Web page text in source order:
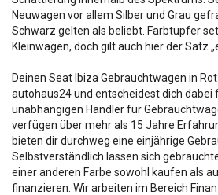
Neuwagen vor allem Silber und Grau
Schwarz gelten als beliebt. Farbtupfer
Kleinwagen, doch gilt auch hier der Satz
Deinen Seat Ibiza Gebrauchtwagen in
autohaus24 und entscheidest dich dabei
unabhängigen Händler für
verfügen über mehr als 15 Jahre
bieten dir durchweg eine einjährige
Selbstverständlich lassen sich
einer anderen Farbe sowohl kaufen als
finanzieren. Wir arbeiten im Bereich